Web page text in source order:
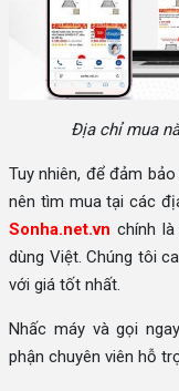
Địa chỉ mua
Tuy nhiên, để đảm
nên tìm mua tại các
Sonha.net.vn chính
dùng Việt. Chúng tôi
với giá tốt nhất.
Nhấc máy và gọi
phận chuyên viên hỗ